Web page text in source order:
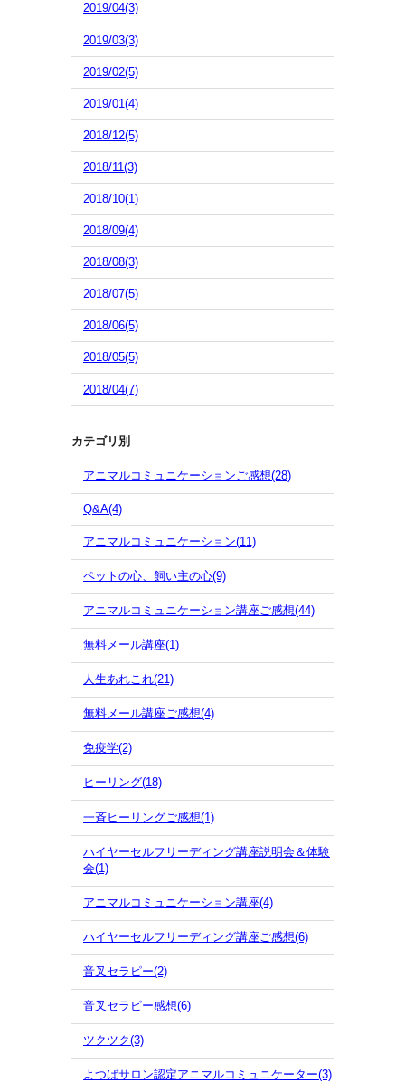
2019/04(3)
2019/03(3)
2019/02(5)
2019/01(4)
2018/12(5)
2018/11(3)
2018/10(1)
2018/09(4)
2018/08(3)
2018/07(5)
2018/06(5)
2018/05(5)
2018/04(7)
カテゴリ別
アニマルコミュニケーションご感想(28)
Q&A(4)
アニマルコミュニケーション(11)
ペットの心、飼い主の心(9)
アニマルコミュニケーション講座ご感想(44)
無料メール講座(1)
人生あれこれ(21)
無料メール講座ご感想(4)
免疫学(2)
ヒーリング(18)
一斉ヒーリングご感想(1)
ハイヤーセルフリーディング講座説明会＆体験
会(1)
アニマルコミュニケーション講座(4)
ハイヤーセルフリーディング講座ご感想(6)
音叉セラピー(2)
音叉セラピー感想(6)
ツクツク(3)
よつばサロン認定アニマルコミュニケーター(3)